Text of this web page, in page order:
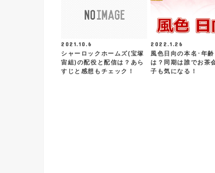
2021.10.6
シャーロックホームズ(宝塚
宙組)の配役と配信は？あら
すじと感想もチェック！
2022.1.26
風色日向の本名･年
は？同期は誰でお茶
子も気になる！